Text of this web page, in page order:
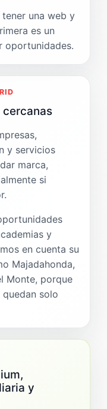
una web y
es un
oportunidades.
y servicios
marca,
si
y
en cuenta su
Majadahonda,
Monte, porque
quedan solo
y